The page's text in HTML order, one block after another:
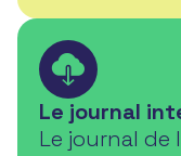
Le journal
Le journal de